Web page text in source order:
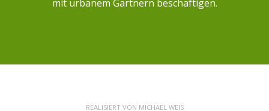
mit urbanem Gärtnern beschäftigen.
REALISIERT VON MICHAEL WEIS